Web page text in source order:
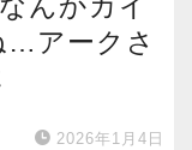
んかカイ
…アークさ
2026年1月4日